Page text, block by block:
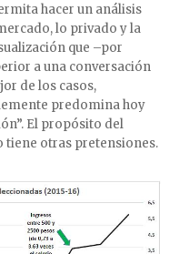
hacer un análisis
lo privado y la
que –por
a una conversación
de los casos,
predomina hoy
El propósito del
tiene otras pretensiones.